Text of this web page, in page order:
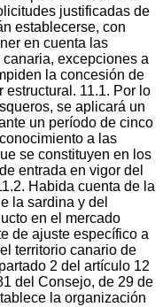
justificadas de
establecerse, con
en cuenta las
excepciones a
la concesión de
estructural. 11.1. Por lo
se aplicará un
un período de cinco
a las
se constituyen en los
entrada en vigor del
Habida cuenta de la
la sardina y del
en el mercado
de ajuste específico a
territorio canario de
2 del artículo 12
del Consejo, de 29 de
la organización